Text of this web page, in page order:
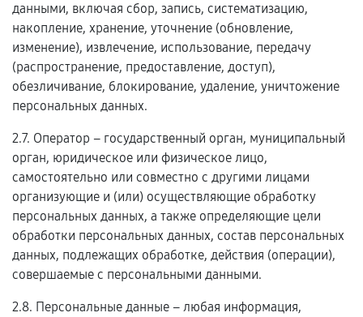
данными, включая сбор, запись, систематизацию,
накопление, хранение, уточнение (обновление,
изменение), извлечение, использование, передачу
(распространение, предоставление, доступ),
обезличивание, блокирование, удаление, уничтожение
персональных данных.
2.7. Оператор – государственный орган, муниципальный
орган, юридическое или физическое лицо,
самостоятельно или совместно с другими лицами
организующие и (или) осуществляющие обработку
персональных данных, а также определяющие цели
обработки персональных данных, состав персональных
данных, подлежащих обработке, действия (операции),
совершаемые с персональными данными.
2.8. Персональные данные – любая информация,